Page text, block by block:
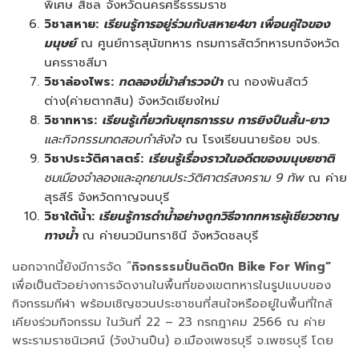
พิเศษ สิชล จังหวัดนครศรีธรรมราช
วิชาสหาย: เรียนรู้การอยู่ร่วมกับสหาย4ขา เพื่อนคู่ใจของ
มนุษย์ณ ศูนย์การสุนัขทหาร กรมการสัตว์ทหารบกจังหวัด
นครราชสีมา
วิชาล่องไพร: ทดลองขี่ม้าสำรวจป่าณ กองพันสัตว์
ต่าง(ค่ายตากสิน) จังหวัดเชียงใหม่
วิชาทหาร: เรียนรู้เกี่ยวกับยุทธการรบ การยิงปืนสั้น-ยาว
และกิจกรรมทดสอบกำลังใจณ โรงเรียนนายร้อย จปร.
วิชาประวัติศาสตร์: เรียนรู้เรื่องราวในอดีตของมนุษยชาติ
ชมเมืองจำลองและอุทยานประวัติศาตร์สงคราม 9 ทัพณ ค่าย
สุรสีร์ จังหวัดกาญจนบุรี
วิชาใต้น้ำ: เรียนรู้การดำน้ำอย่างถูกวิธีจากทหารผู้เชียวชาญ
ทางน้ำณ ค่ายนวมินทราชินี จังหวัดชลบุรี
นอกจากนี้ยังมีการจัด “กิจกรรรมปั่นติดปีก Bike For Wing”
เพื่อเป็นตัวอย่างการจัดงานในพื้นที่ของเขตทหารในรูปแบบของ
กิจกรรมกีฬา พร้อมเชิญชวนประชาชนที่สนใจหรืออยู่ในพื้นที่ใกล้
เคียงร่วมกิจกรรม ในวันที่ 22 – 23 กรกฎาคม 2566 ณ ค่าย
พระรามราชนิเวศน์ (วังบ้านปืน) อ.เมืองเพชรบุรี จ.เพชรบุรี โดย